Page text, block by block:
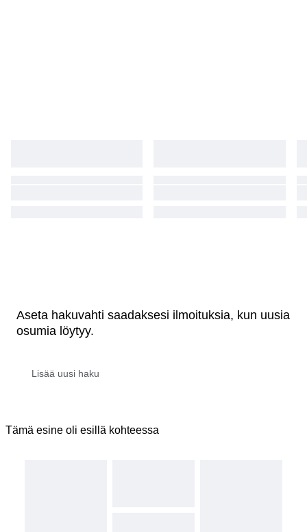
Aseta hakuvahti saadaksesi ilmoituksia, kun uusia
osumia löytyy.
Tämä esine oli esillä kohteessa